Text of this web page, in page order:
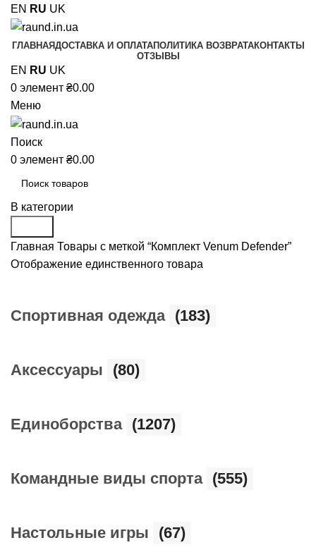
EN RU UK
ГЛАВНАЯДОСТАВКА И ОПЛАТАПОЛИТИКА ВОЗВРАТАКОНТАКТЫ
ОТЗЫВЫ
EN RU UK
0 элемент ₴0.00
Меню
Поиск
0 элемент ₴0.00
В категории
Главная Товары с меткой “Комплект Venum Defender”
Отображение единственного товара
Cпортивная одежда (183)
Аксессуары (80)
Единоборства (1207)
Командные виды спорта (555)
Настольные игры (67)